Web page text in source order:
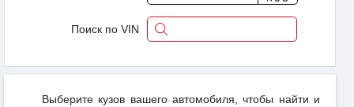
Поиск по VIN
Выберите кузов вашего автомобиля, чтобы найти и